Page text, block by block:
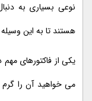
نوعی بسیاری به
هستند تا به این
یکی از فاکتورهای
می خواهید آن را گرم